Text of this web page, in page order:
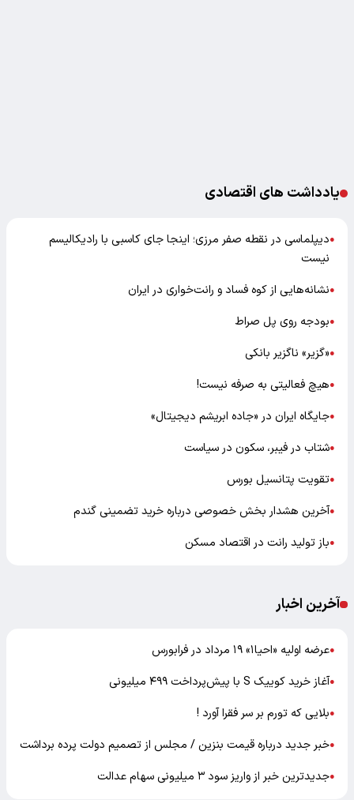
یادداشت های اقتصادی
●دیپلماسی در نقطه صفر مرزی؛ اینجا جای کاسبی با رادیکالیسم
نیست
●نشانه‌هایی از کوه فساد و رانت‌خواری در ایران
●بودجه روی پل صراط
●«گزیر» ناگزیر بانکی
●هیچ فعالیتی به صرفه نیست!
●جایگاه ایران در «جاده ابریشم دیجیتال»
●شتاب در فیبر، سکون در سیاست
●تقویت پتانسیل بورس
●آخرین هشدار بخش خصوصی درباره خرید تضمینی گندم
●باز تولید رانت در اقتصاد مسکن
آخرین اخبار
●عرضه اولیه «احیا۱» ۱۹ مرداد در فرابورس
●آغاز خرید کوییک S با پیش‌پرداخت ۴۹۹ میلیونی
●بلایی که تورم بر سر فقرا آورد !
●خبر جدید درباره قیمت بنزین / مجلس از تصمیم دولت پرده برداشت
●جدیدترین خبر از واریز سود ۳ میلیونی سهام عدالت